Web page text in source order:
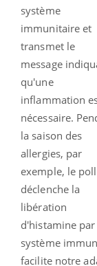
système
immunitaire et
transmet le
message
qu'une
inflammation
nécessaire.
la saison des
allergies, par
exemple, le
déclenche la
libération
d'histamine
système
facilite notre